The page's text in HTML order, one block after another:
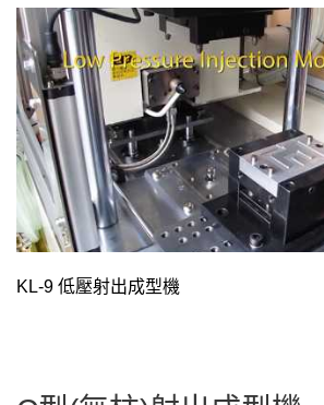
KL-9 低壓射出成型機